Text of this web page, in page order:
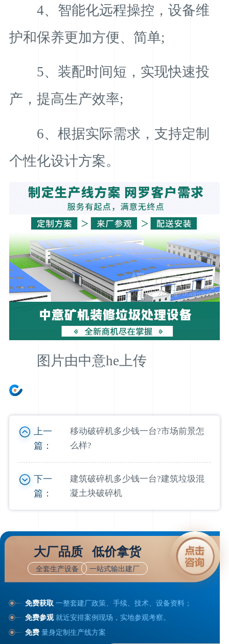
4、智能化远程操控，设备维
护和保养更加方便、简单;
5、装配时间短，实现快速投
产，提高生产效率;
6、根据实际需求，支持定制
个性化设计方案。
图片由中意he上传
上一
篇：
移动破碎机多少钱一台?市场前景怎
么样?
下一
篇：
建筑破碎机多少钱一台?建筑垃圾混
凝土块破碎机
大厂品质 低价拿货
全套生产设备 一站式输出建厂
免费获取 一整套建厂政策、手续、技术、设备资料；
免费参观就近安排案例现场，实地参观考察。
免费量身定制生产线方案